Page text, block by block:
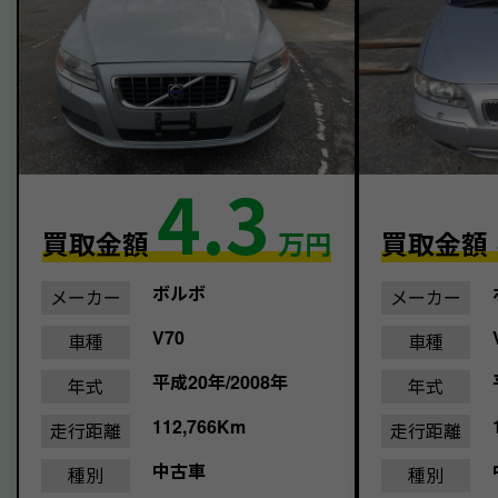
買取金額4.3 万円
メーカー
ボルボ
車種
V70
年式
平成20年/2008年
走行距離
112,766Km
種別
中古車
買取金額
メーカー
車種
年式
走行距離
種別